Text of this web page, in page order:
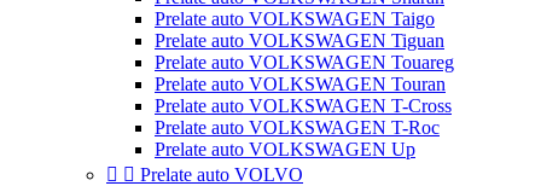
Prelate auto VOLKSWAGEN Taigo
Prelate auto VOLKSWAGEN Tiguan
Prelate auto VOLKSWAGEN Touareg
Prelate auto VOLKSWAGEN Touran
Prelate auto VOLKSWAGEN T-Cross
Prelate auto VOLKSWAGEN T-Roc
Prelate auto VOLKSWAGEN Up
  Prelate auto VOLVO